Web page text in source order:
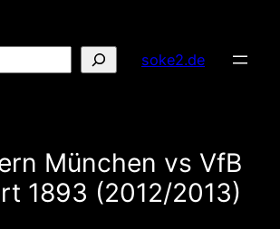
soke2.de
München vs VfB
1893 (2012/2013)